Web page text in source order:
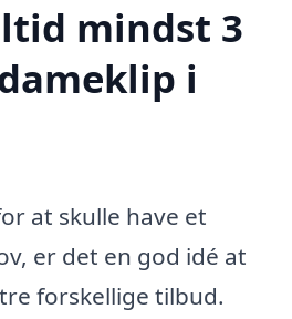
mindst 3
i
at skulle have et
er det en god idé at
forskellige tilbud.